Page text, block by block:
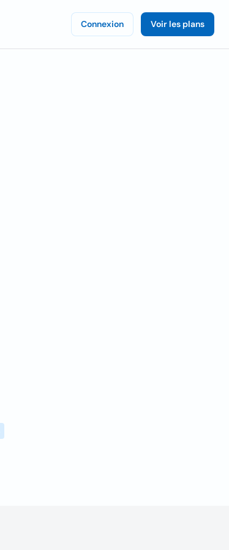
Connexion Voir les plans